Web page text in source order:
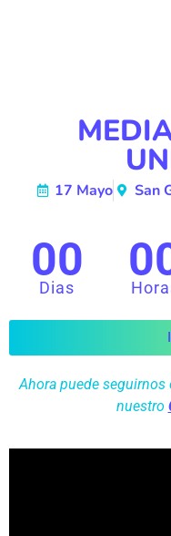
17 Mayo San
00
Dias
Ahora puede seguirnos
nuestro